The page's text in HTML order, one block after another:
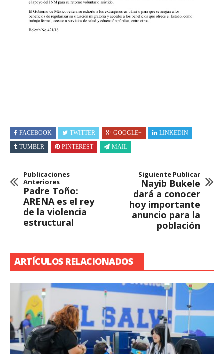
FACEBOOK TWITTER GOOGLE+
LINKEDIN
TUMBLR
PINTEREST MAIL
Publicaciones
Anteriores
Padre Toño:
ARENA es el rey
de la violencia
estructural
Siguiente Publicar
Nayib Bukele
dará a conocer
hoy importante
anuncio para la
población
ARTÍCULOS RELACIONADOS